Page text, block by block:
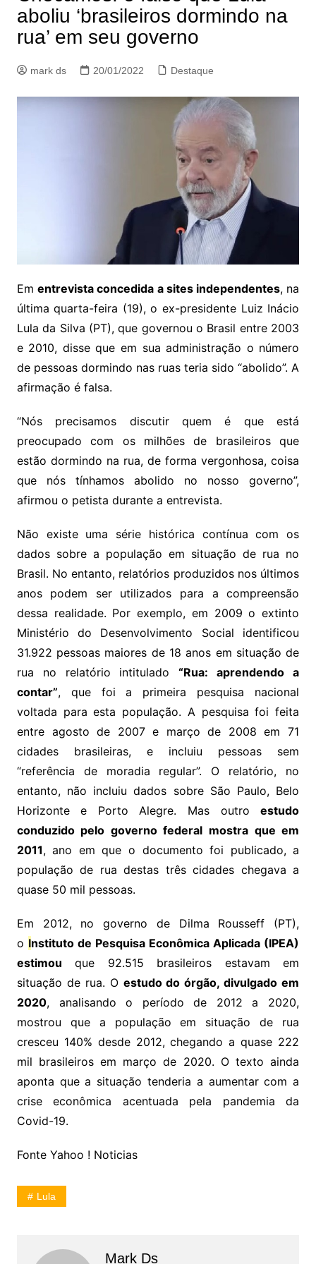
aboliu ‘brasileiros dormindo na
rua’ em seu governo
mark ds 20/01/2022 Destaque
Ementrevista concedida a sites independentes, na
última quarta-feira (19), o ex-presidente Luiz Inácio
Lula da Silva (PT), que governou o Brasil entre 2003
e 2010, disse que em sua administração o número
de pessoas dormindo nas ruas teria sido “abolido”. A
afirmação é falsa.
“Nós precisamos discutir quem é que está
preocupado com os milhões de brasileiros que
estão dormindo na rua, de forma vergonhosa, coisa
que nós tínhamos abolido no nosso governo”,
afirmou o petista durante a entrevista.
Não existe uma série histórica contínua com os
dados sobre a população em situação de rua no
Brasil. No entanto, relatórios produzidos nos últimos
anos podem ser utilizados para a compreensão
dessa realidade. Por exemplo, em 2009 o extinto
Ministério do Desenvolvimento Social identificou
31.922 pessoas maiores de 18 anos em situação de
rua no relatório intitulado“Rua: aprendendo a
contar”, que foi a primeira pesquisa nacional
voltada para esta população. A pesquisa foi feita
entre agosto de 2007 e março de 2008 em 71
cidades brasileiras, e incluiu pessoas sem
“referência de moradia regular”. O relatório, no
entanto, não incluiu dados sobre São Paulo, Belo
Horizonte e Porto Alegre. Mas outroestudo
conduzido pelo governo federal mostra que em
2011, ano em que o documento foi publicado, a
população de rua destas três cidades chegava a
quase 50 mil pessoas.
Em 2012, no governo de Dilma Rousseff (PT),
o Instituto de Pesquisa Econômica Aplicada (IPEA)
estimou que 92.515 brasileiros estavam em
situação de rua. O estudo do órgão, divulgado em
2020, analisando o período de 2012 a 2020,
mostrou que a população em situação de rua
cresceu 140% desde 2012, chegando a quase 222
mil brasileiros em março de 2020. O texto ainda
aponta que a situação tenderia a aumentar com a
crise econômica acentuada pela pandemia da
Covid-19.
Fonte Yahoo ! Noticias
Lula
Mark Ds